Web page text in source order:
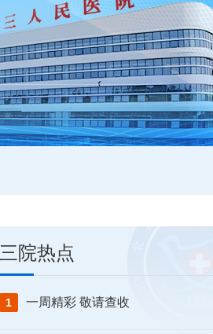
三院热点
1 一周精彩 敬请查收